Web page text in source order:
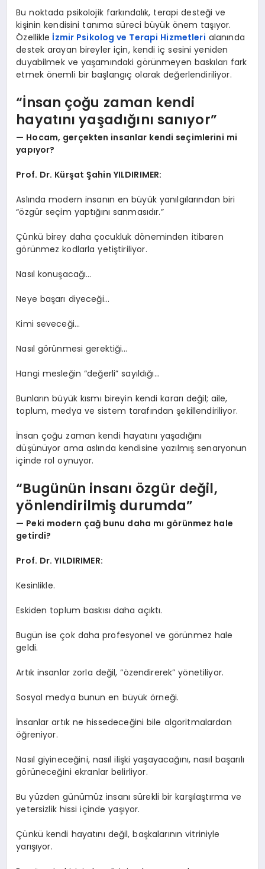
Bu noktada psikolojik farkındalık, terapi desteği ve
kişinin kendisini tanıma süreci büyük önem taşıyor.
Özellikle İzmir Psikolog ve Terapi Hizmetleri alanında
destek arayan bireyler için, kendi iç sesini yeniden
duyabilmek ve yaşamındaki görünmeyen baskıları fark
etmek önemli bir başlangıç olarak değerlendiriliyor.
“İnsan çoğu zaman kendi
hayatını yaşadığını sanıyor”
— Hocam, gerçekten insanlar kendi seçimlerini mi
yapıyor?
Prof. Dr. Kürşat Şahin YILDIRIMER:
Aslında modern insanın en büyük yanılgılarından biri
“özgür seçim yaptığını sanmasıdır.”
Çünkü birey daha çocukluk döneminden itibaren
görünmez kodlarla yetiştiriliyor.
Nasıl konuşacağı…
Neye başarı diyeceği…
Kimi seveceği…
Nasıl görünmesi gerektiği…
Hangi mesleğin “değerli” sayıldığı…
Bunların büyük kısmı bireyin kendi kararı değil; aile,
toplum, medya ve sistem tarafından şekillendiriliyor.
İnsan çoğu zaman kendi hayatını yaşadığını
düşünüyor ama aslında kendisine yazılmış senaryonun
içinde rol oynuyor.
“Bugünün insanı özgür değil,
yönlendirilmiş durumda”
— Peki modern çağ bunu daha mı görünmez hale
getirdi?
Prof. Dr. YILDIRIMER:
Kesinlikle.
Eskiden toplum baskısı daha açıktı.
Bugün ise çok daha profesyonel ve görünmez hale
geldi.
Artık insanlar zorla değil, “özendirerek” yönetiliyor.
Sosyal medya bunun en büyük örneği.
İnsanlar artık ne hissedeceğini bile algoritmalardan
öğreniyor.
Nasıl giyineceğini, nasıl ilişki yaşayacağını, nasıl başarılı
görüneceğini ekranlar belirliyor.
Bu yüzden günümüz insanı sürekli bir karşılaştırma ve
yetersizlik hissi içinde yaşıyor.
Çünkü kendi hayatını değil, başkalarının vitriniyle
yarışıyor.